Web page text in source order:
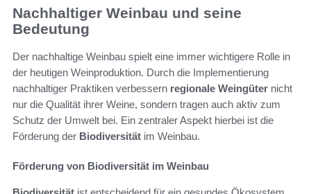
Nachhaltiger Weinbau und seine
Bedeutung
Der nachhaltige Weinbau spielt eine immer wichtigere Rolle in
der heutigen Weinproduktion. Durch die Implementierung
nachhaltiger Praktiken verbessern regionale Weingüter nicht
nur die Qualität ihrer Weine, sondern tragen auch aktiv zum
Schutz der Umwelt bei. Ein zentraler Aspekt hierbei ist die
Förderung der Biodiversität im Weinbau.
Förderung von Biodiversität im Weinbau